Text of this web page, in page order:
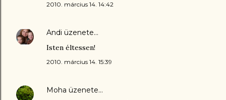
2010. március 14. 14:42
Andi üzenete…
Isten éltessen!
2010. március 14. 15:39
Moha üzenete…